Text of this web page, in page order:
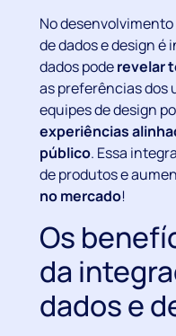
No desenvolvimento
de dados e design é
dados poderevelar
as preferências dos
equipes de design
experiências
público. Essa
de produtos e
no mercado!
Os
da
dados e